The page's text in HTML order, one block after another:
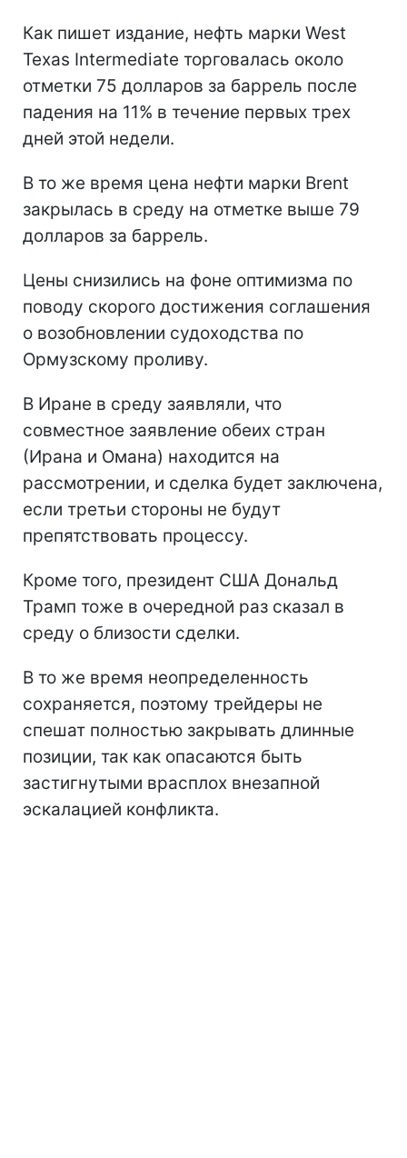
Как пишет издание, нефть марки West
Texas Intermediate торговалась около
отметки 75 долларов за баррель после
падения на 11% в течение первых трех
дней этой недели.
В то же время цена нефти марки Brent
закрылась в среду на отметке выше 79
долларов за баррель.
Цены снизились на фоне оптимизма по
поводу скорого достижения соглашения
о возобновлении судоходства по
Ормузскому проливу.
В Иране в среду заявляли, что
совместное заявление обеих стран
(Ирана и Омана) находится на
рассмотрении, и сделка будет заключена,
если третьи стороны не будут
препятствовать процессу.
Кроме того, президент США Дональд
Трамп тоже в очередной раз сказал в
среду о близости сделки.
В то же время неопределенность
сохраняется, поэтому трейдеры не
спешат полностью закрывать длинные
позиции, так как опасаются быть
застигнутыми врасплох внезапной
эскалацией конфликта.